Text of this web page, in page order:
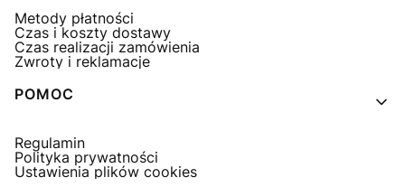
Metody płatności
Czas i koszty dostawy
Czas realizacji zamówienia
Zwroty i reklamacje
POMOC
Regulamin
Polityka prywatności
Ustawienia plików cookies